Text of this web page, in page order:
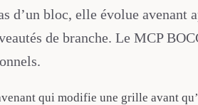
d’un bloc, elle évolue
de branche. Le MCP
qui modifie une grille avant